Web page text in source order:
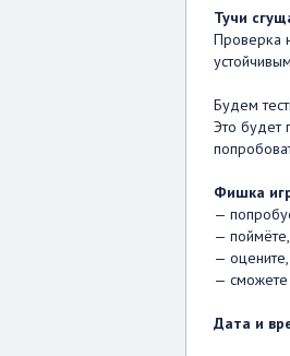
Тучи
Проверка
Будем
Это будет
Фишка
—
—
—
— сможете
Дата и